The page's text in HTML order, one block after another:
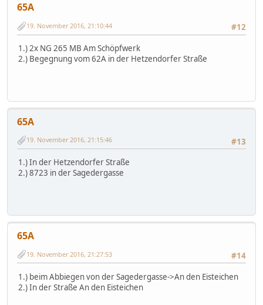
65A
#12
19. November 2016, 21:10:44
1.) 2x NG 265 MB Am Schöpfwerk
2.) Begegnung vom 62A in der Hetzendorfer Straße
65A
#13
19. November 2016, 21:15:46
1.) In der Hetzendorfer Straße
2.) 8723 in der Sagedergasse
65A
#14
19. November 2016, 21:27:53
1.) beim Abbiegen von der Sagedergasse->An den Eisteichen
2.) In der Straße An den Eisteichen